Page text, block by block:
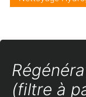
(filtre à